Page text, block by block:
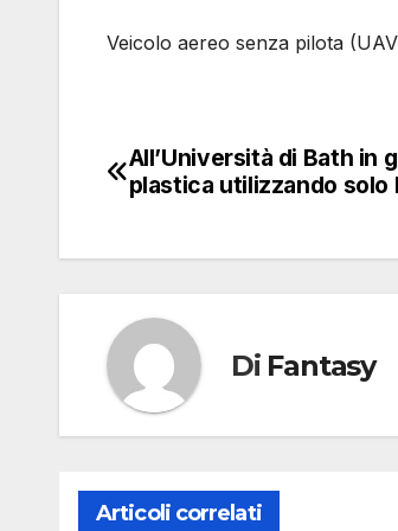
Veicolo aereo senza pilota
Navigazione
All’Università di Bath in
plastica utilizzando solo
Di Fantasy
Articoli correlati